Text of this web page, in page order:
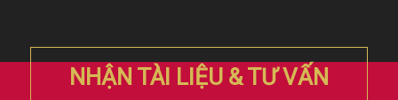
NHẬN TÀI LIỆU & TƯ VẤN